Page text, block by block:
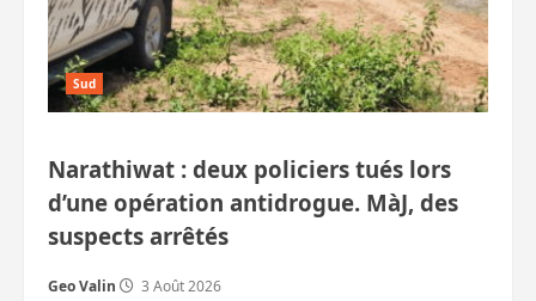
Sud
Narathiwat : deux policiers tués lors
d’une opération antidrogue. MàJ, des
suspects arrêtés
Geo Valin 3 Août 2026